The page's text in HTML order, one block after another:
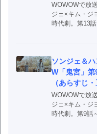
WOWOWで放
ジェ×キム・ジ
時代劇。第13
ソンジェ＆
W「鬼宮」
（あらすじ・
WOWOWで放
ジェ×キム・ジ
時代劇。第9話